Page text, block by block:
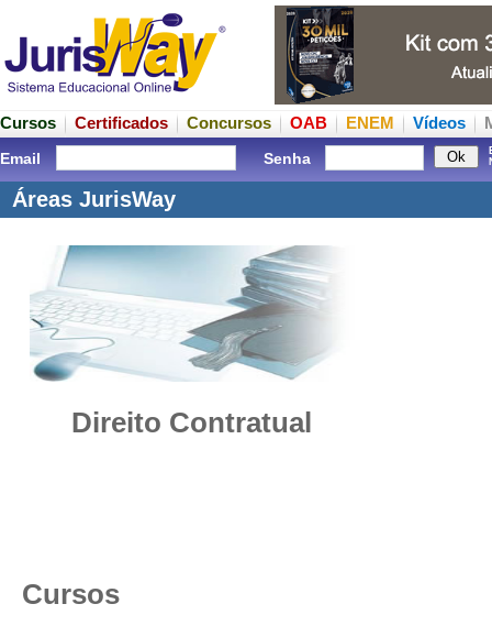
Cursos Certificados Concursos OAB ENEM Vídeos
Email Senha
Áreas JurisWay
Direito Contratual
Cursos